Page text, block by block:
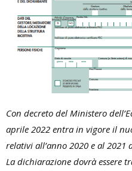
Con decreto del Ministero
aprile 2022 entra in vigore il
relativi all’anno 2020 e al 2021
La dichiarazione dovrà essere